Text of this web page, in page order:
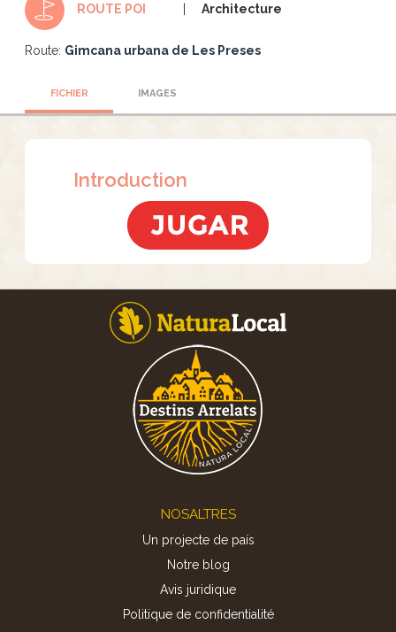
ROUTE POI Architecture
Route: Gimcana urbana de Les Preses
FICHIER IMAGES
Introduction
NOSALTRES
Un projecte de país
Notre blog
Avis juridique
Politique de confidentialité